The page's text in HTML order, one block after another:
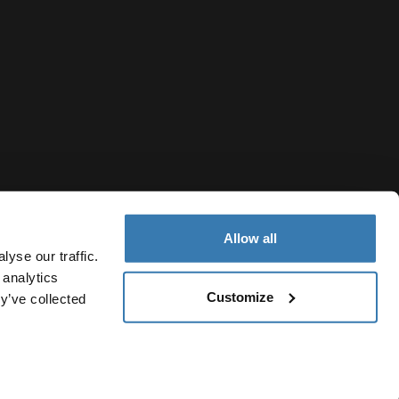
our traffic.
collected
Allow all
Customize
Política de cookies Definições de cookies Current market/